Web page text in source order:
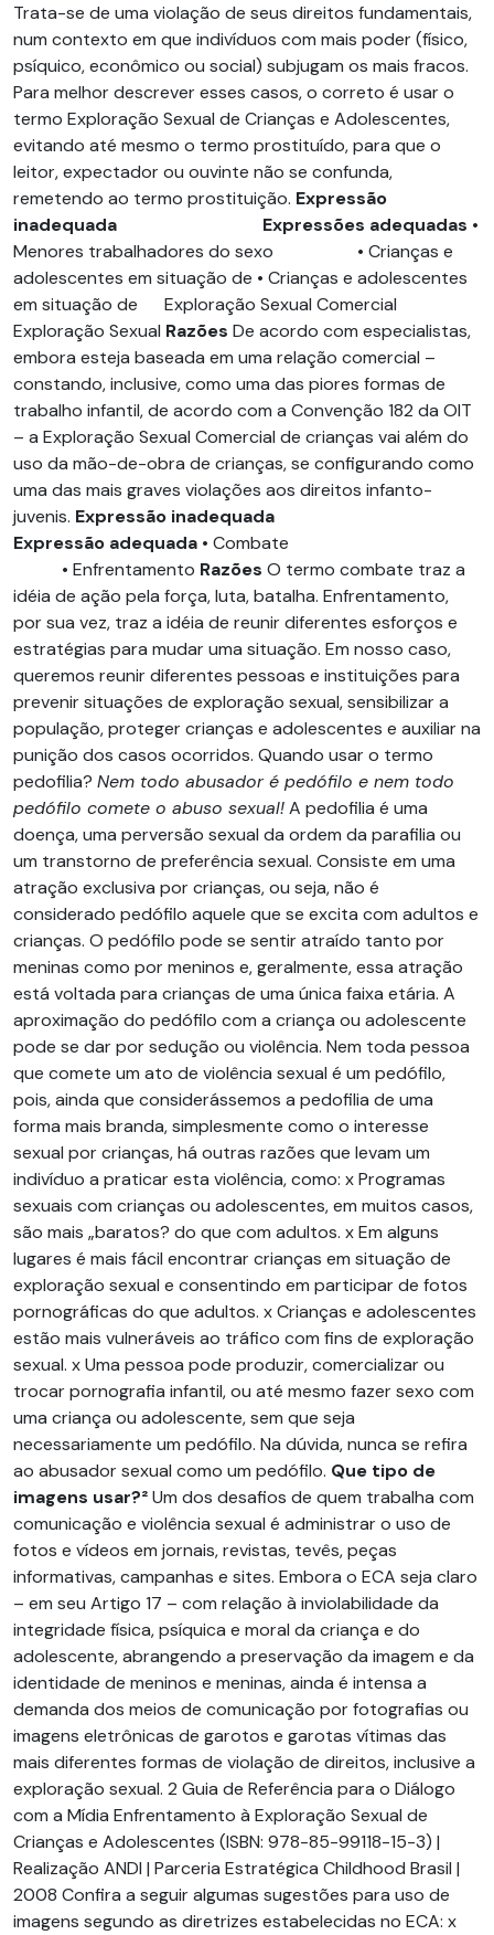
Trata-se de uma violação de seus direitos fundamentais,
num contexto em que indivíduos com mais poder (físico,
psíquico, econômico ou social) subjugam os mais fracos.
Para melhor descrever esses casos, o correto é usar o
termo Exploração Sexual de Crianças e Adolescentes,
evitando até mesmo o termo prostituído, para que o
leitor, expectador ou ouvinte não se confunda,
remetendo ao termo prostituição. Expressão
inadequada Expressões adequadas •
Menores trabalhadores do sexo • Crianças e
adolescentes em situação de • Crianças e adolescentes
em situação de Exploração Sexual Comercial
Exploração Sexual Razões De acordo com especialistas,
embora esteja baseada em uma relação comercial –
constando, inclusive, como uma das piores formas de
trabalho infantil, de acordo com a Convenção 182 da OIT
– a Exploração Sexual Comercial de crianças vai além do
uso da mão-de-obra de crianças, se configurando como
uma das mais graves violações aos direitos infanto-
juvenis. Expressão inadequada
Expressão adequada • Combate
• Enfrentamento Razões O termo combate traz a
idéia de ação pela força, luta, batalha. Enfrentamento,
por sua vez, traz a idéia de reunir diferentes esforços e
estratégias para mudar uma situação. Em nosso caso,
queremos reunir diferentes pessoas e instituições para
prevenir situações de exploração sexual, sensibilizar a
população, proteger crianças e adolescentes e auxiliar na
punição dos casos ocorridos. Quando usar o termo
pedofilia? Nem todo abusador é pedófilo e nem todo
pedófilo comete o abuso sexual!A pedofilia é uma
doença, uma perversão sexual da ordem da parafilia ou
um transtorno de preferência sexual. Consiste em uma
atração exclusiva por crianças, ou seja, não é
considerado pedófilo aquele que se excita com adultos e
crianças. O pedófilo pode se sentir atraído tanto por
meninas como por meninos e, geralmente, essa atração
está voltada para crianças de uma única faixa etária. A
aproximação do pedófilo com a criança ou adolescente
pode se dar por sedução ou violência. Nem toda pessoa
que comete um ato de violência sexual é um pedófilo,
pois, ainda que considerássemos a pedofilia de uma
forma mais branda, simplesmente como o interesse
sexual por crianças, há outras razões que levam um
indivíduo a praticar esta violência, como: x Programas
sexuais com crianças ou adolescentes, em muitos casos,
são mais „baratos? do que com adultos. x Em alguns
lugares é mais fácil encontrar crianças em situação de
exploração sexual e consentindo em participar de fotos
pornográficas do que adultos. x Crianças e adolescentes
estão mais vulneráveis ao tráfico com fins de exploração
sexual. x Uma pessoa pode produzir, comercializar ou
trocar pornografia infantil, ou até mesmo fazer sexo com
uma criança ou adolescente, sem que seja
necessariamente um pedófilo. Na dúvida, nunca se refira
ao abusador sexual como um pedófilo. Que tipo de
imagens usar?²Um dos desafios de quem trabalha com
comunicação e violência sexual é administrar o uso de
fotos e vídeos em jornais, revistas, tevês, peças
informativas, campanhas e sites. Embora o ECA seja claro
– em seu Artigo 17 – com relação à inviolabilidade da
integridade física, psíquica e moral da criança e do
adolescente, abrangendo a preservação da imagem e da
identidade de meninos e meninas, ainda é intensa a
demanda dos meios de comunicação por fotografias ou
imagens eletrônicas de garotos e garotas vítimas das
mais diferentes formas de violação de direitos, inclusive a
exploração sexual. 2 Guia de Referência para o Diálogo
com a Mídia Enfrentamento à Exploração Sexual de
Crianças e Adolescentes (ISBN: 978-85-99118-15-3) |
Realização ANDI | Parceria Estratégica Childhood Brasil |
2008 Confira a seguir algumas sugestões para uso de
imagens segundo as diretrizes estabelecidas no ECA: x